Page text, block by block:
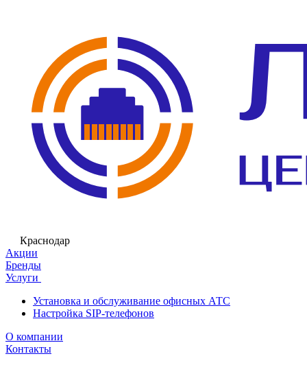
Краснодар
Акции
Бренды
Услуги
Установка и обслуживание офисных АТС
Настройка SIP-телефонов
О компании
Контакты